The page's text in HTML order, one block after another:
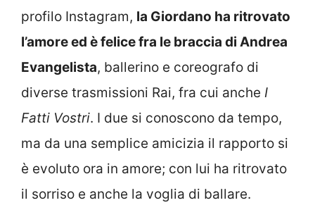
profilo Instagram, la Giordano ha ritrovato
l’amore ed è felice fra le braccia di Andrea
Evangelista, ballerino e coreografo di
diverse trasmissioni Rai, fra cui anche I
Fatti Vostri. I due si conoscono da tempo,
ma da una semplice amicizia il rapporto si
è evoluto ora in amore; con lui ha ritrovato
il sorriso e anche la voglia di ballare.